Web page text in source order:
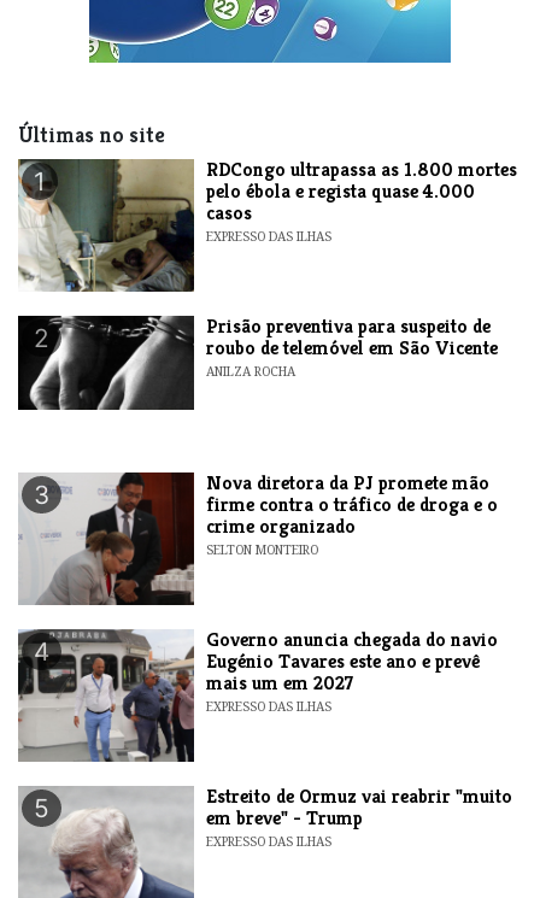
Últimas no site
1
RDCongo ultrapassa as 1.800 mortes
pelo ébola e regista quase 4.000
casos
EXPRESSO DAS ILHAS
2
Prisão preventiva para suspeito de
roubo de telemóvel em São Vicente
ANILZA ROCHA
3
Nova diretora da PJ promete mão
firme contra o tráfico de droga e o
crime organizado
SELTON MONTEIRO
4
Governo anuncia chegada do navio
Eugénio Tavares este ano e prevê
mais um em 2027
EXPRESSO DAS ILHAS
5
Estreito de Ormuz vai reabrir "muito
em breve" - Trump
EXPRESSO DAS ILHAS